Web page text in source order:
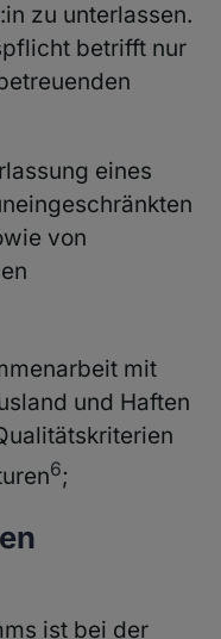
zu unterlassen.
betrifft nur
eines
von
mit
und Haften
6;
ist bei der